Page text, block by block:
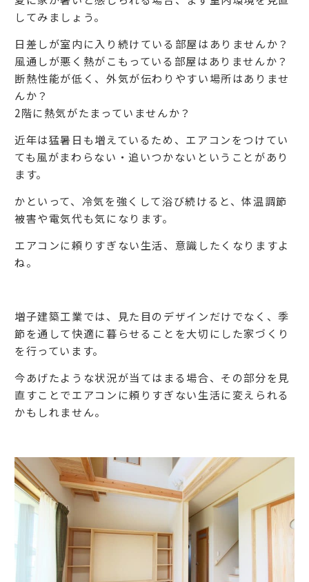
してみましょう。
日差しが室内に入り続けている部屋はありませんか？
風通しが悪く熱がこもっている部屋はありませんか？
断熱性能が低く、外気が伝わりやすい場所はありませ
んか？
2階に熱気がたまっていませんか？
近年は猛暑日も増えているため、エアコンをつけてい
ても風がまわらない・追いつかないということがあり
ます。
かといって、冷気を強くして浴び続けると、体温調節
被害や電気代も気になります。
エアコンに頼りすぎない生活、意識したくなりますよ
ね。
増子建築工業では、見た目のデザインだけでなく、季
節を通して快適に暮らせることを大切にした家づくり
を行っています。
今あげたような状況が当てはまる場合、その部分を見
直すことでエアコンに頼りすぎない生活に変えられる
かもしれません。